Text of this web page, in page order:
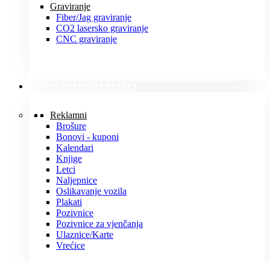
Graviranje
Fiber/Jag graviranje
CO2 lasersko graviranje
CNC graviranje
Reklamni
Brošure
Bonovi - kuponi
Kalendari
Knjige
Letci
Naljepnice
Oslikavanje vozila
Plakati
Pozivnice
Pozivnice za vjenčanja
Ulaznice/Karte
Vrećice